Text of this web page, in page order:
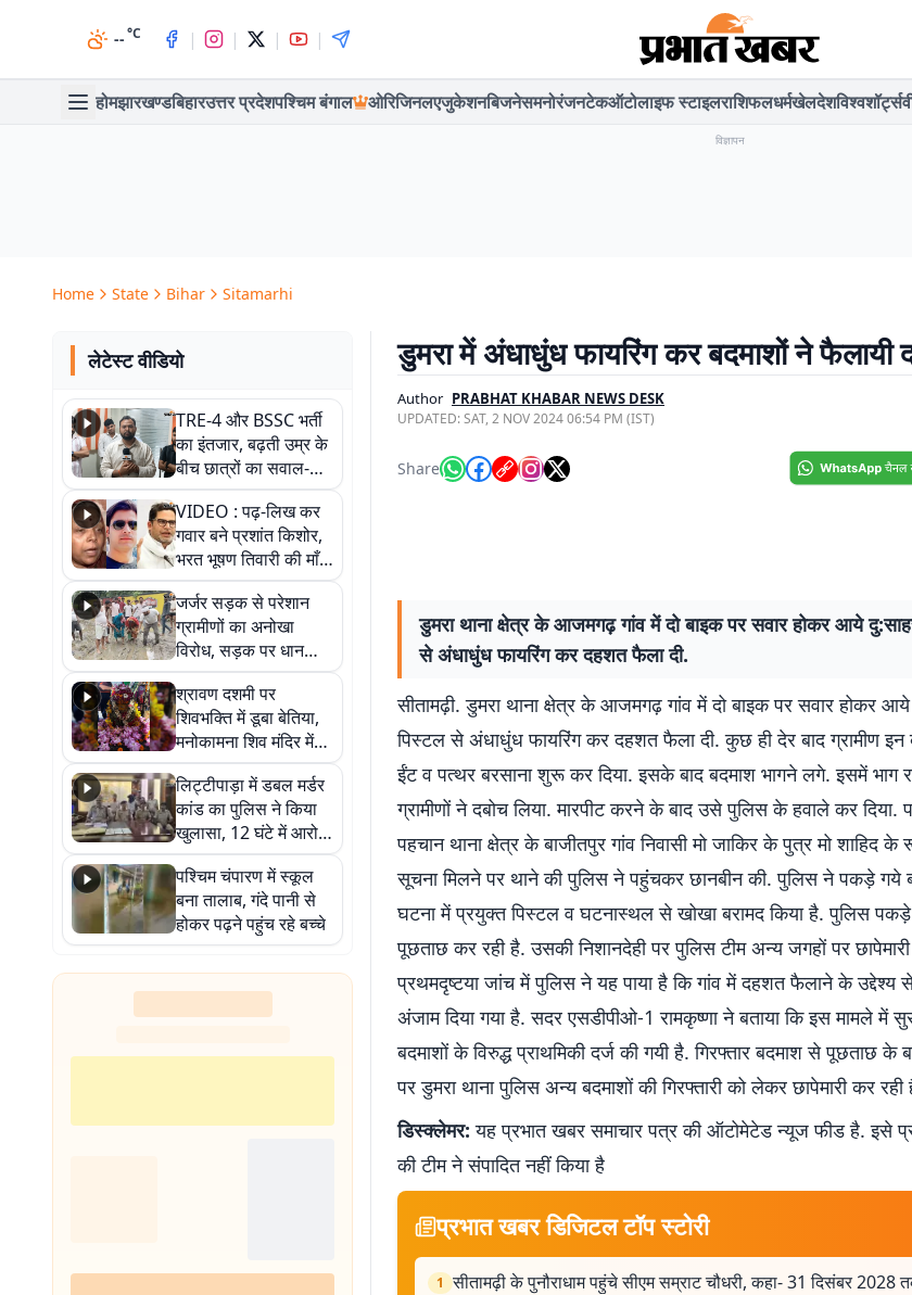
--°C | | | |
होमझारखण्डबिहारउत्तर प्रदेशपश्चिम बंगाल ओरिजिनलएजुकेशनबिजनेसमनोरंजनटेकऑटोलाइफ स्टाइलराशिफलधर्मखेलदेशविश्वशॉर्ट्स
विज्ञापन
Home State Bihar Sitamarhi
लेटेस्ट वीडियो
TRE-4 और BSSC भर्ती
का इंतजार, बढ़ती उम्र के
बीच छात्रों का सवाल-
आखिर कब आएगी बहाली?
देखें वीडियो
VIDEO : पढ़-लिख कर
गवार बने प्रशांत किशोर,
भरत भूषण तिवारी की माँ ने
कहा नहीं थी उम्मीद, बेटा
था तो किसी को बोलने की
नहीं थी हिम्मत
जर्जर सड़क से परेशान
ग्रामीणों का अनोखा
विरोध, सड़क पर धान
रोपकर और खाद डालकर
जताया आक्रोश
श्रावण दशमी पर
शिवभक्ति में डूबा बेतिया,
मनोकामना शिव मंदिर में
हुआ भव्य श्रृंगार
लिट्टीपाड़ा में डबल मर्डर
कांड का पुलिस ने किया
खुलासा, 12 घंटे में आरोपी
गिरफ्तार
पश्चिम चंपारण में स्कूल
बना तालाब, गंदे पानी से
होकर पढ़ने पहुंच रहे बच्चे
डुमरा में अंधाधुंध फायरिंग कर बदमाशों ने फैलायी
Author PRABHAT KHABAR NEWS DESK
UPDATED:SAT, 2 NOV 2024 06:54 PM (IST)
Share
डुमरा थाना क्षेत्र के आजमगढ़ गांव में दो बाइक पर सवार होकर आये
से अंधाधुंध फायरिंग कर दहशत फैला दी.
सीतामढ़ी. डुमरा थाना क्षेत्र के आजमगढ़ गांव में दो बाइक पर सवार होकर
पिस्टल से अंधाधुंध फायरिंग कर दहशत फैला दी. कुछ ही देर बाद ग्रामीण इन
ईंट व पत्थर बरसाना शुरू कर दिया. इसके बाद बदमाश भागने लगे. इसमें भाग
ग्रामीणों ने दबोच लिया. मारपीट करने के बाद उसे पुलिस के हवाले कर
पहचान थाना क्षेत्र के बाजीतपुर गांव निवासी मो जाकिर के पुत्र मो शाहिद
सूचना मिलने पर थाने की पुलिस ने पहुंंचकर छानबीन की. पुलिस ने पकड़े गये
घटना में प्रयुक्त पिस्टल व घटनास्थल से खोखा बरामद किया है. पुलिस
पूछताछ कर रही है. उसकी निशानदेही पर पुलिस टीम अन्य जगहों पर
प्रथमदृष्टया जांच में पुलिस ने यह पाया है कि गांव में दहशत फैलाने के उद्देश्य
अंजाम दिया गया है. सदर एसडीपीओ-1 रामकृष्णा ने बताया कि इस मामले में
बदमाशों के विरुद्ध प्राथमिकी दर्ज की गयी है. गिरफ्तार बदमाश से पूछताछ के
पर डुमरा थाना पुलिस अन्य बदमाशों की गिरफ्तारी को लेकर छापेमारी कर रही
डिस्क्लेमर: यह प्रभात खबर समाचार पत्र की ऑटोमेटेड न्यूज फीड है. इसे
की टीम ने संपादित नहीं किया है
प्रभात खबर डिजिटल टॉप स्टोरी
1 सीतामढ़ी के पुनौराधाम पहुंचे सीएम सम्राट चौधरी, कहा- 31 दिसंबर 2028